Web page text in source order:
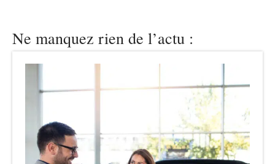
Ne manquez rien de l’actu :